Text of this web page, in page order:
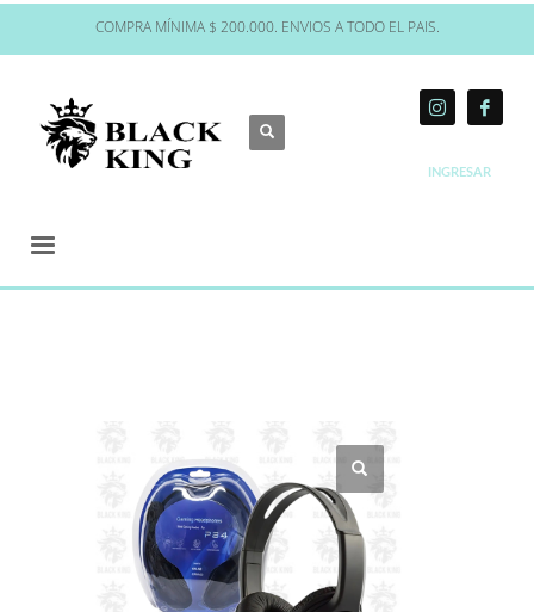
COMPRA MÍNIMA $ 200.000. ENVIOS A TODO EL PAIS.
INGRESAR